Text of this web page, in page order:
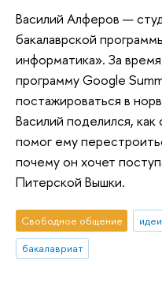
Василий Алферов —
бакалаврской
информатика». За
программу Google
постажироваться в
Василий поделился,
помог ему
почему он хочет
Питерской Вышки.
Свободное общение
бакалавриат